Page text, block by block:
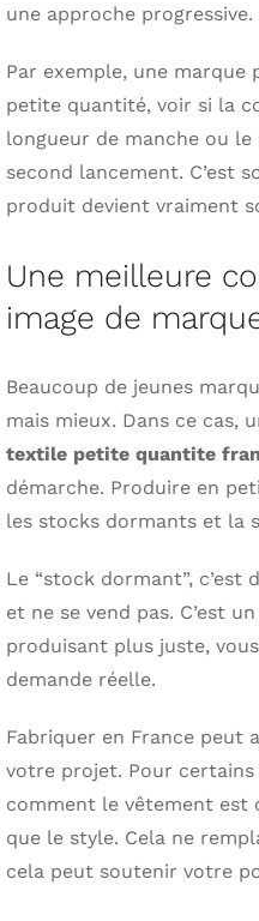
une approche
Par exemple, une marque
petite quantité, voir si la
longueur de manche ou
second lancement. C’est
produit devient vraiment
Une meilleure
image de
Beaucoup de jeunes
mais mieux. Dans ce cas,
textile petite quantite
démarche. Produire en
les stocks dormants et la
Le “stock dormant”,
et ne se vend pas. C’est
produisant plus juste,
demande réelle.
Fabriquer en France peut
votre projet. Pour
comment le vêtement
que le style. Cela ne
cela peut soutenir votre